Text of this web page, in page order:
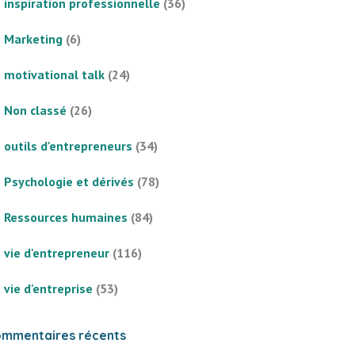
inspiration professionnelle (36)
Marketing (6)
motivational talk (24)
Non classé (26)
outils d'entrepreneurs (34)
Psychologie et dérivés (78)
Ressources humaines (84)
vie d'entrepreneur (116)
vie d'entreprise (53)
récents